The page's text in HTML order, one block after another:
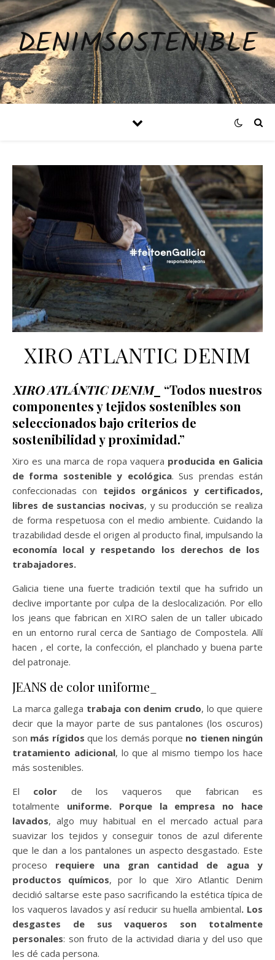
DENIMSOSTENIBLE
XIRO ATLANTIC DENIM
XIRO ATLÁNTIC DENIM_ “Todos nuestros
componentes y tejidos sostenibles son
seleccionados bajo criterios de
sostenibilidad y proximidad.”
Xiro es una marca de ropa vaquera producida en Galicia
de forma sostenible y ecológica. Sus prendas están
confeccionadas con tejidos orgánicos y certificados,
libres de sustancias nocivas, y su producción se realiza
de forma respetuosa con el medio ambiente. Cuidando la
trazabilidad desde el origen al producto final, impulsando la
economía local y respetando los derechos de los
trabajadores.
Galicia tiene una fuerte tradición textil que ha sufrido un
declive importante por culpa de la deslocalización. Por ello
los jeans que fabrican en XIRO salen de un taller ubicado
en un entorno rural cerca de Santiago de Compostela. Allí
hacen , el corte, la confección, el planchado y buena parte
del patronaje.
JEANS de color uniforme_
La marca gallega trabaja con denim crudo, lo que quiere
decir que la mayor parte de sus pantalones (los oscuros)
son más rígidosque los demás porque no tienen ningún
tratamiento adicional, lo que al mismo tiempo los hace
más sostenibles.
El color de los vaqueros que fabrican es
totalmente uniforme. Porque la empresa no hace
lavados, algo muy habitual en el mercado actual para
suavizar los tejidos y conseguir tonos de azul diferente
que le dan a los pantalones un aspecto desgastado. Este
proceso requiere una gran cantidad de agua y
productos químicos, por lo que Xiro Atlantic Denim
decidió saltarse este paso sacrificando la estética típica de
los vaqueros lavados y así reducir su huella ambiental. Los
desgastes de sus vaqueros son totalmente
personales: son fruto de la actividad diaria y del uso que
les dé cada persona.